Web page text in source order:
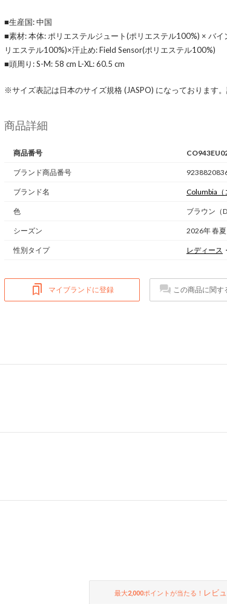
■生産国: 中国
■素材: 本体: ポリエステルジュート(ポリエステル100%) × バイ
リエステル100%)×汗止め: Field Sensor(ポリエステル100%)
■頭周り: S-M: 58 cm L-XL: 60.5 cm
※サイズ表記は日本のサイズ規格 (JASPO) になっております
商品詳細
商品番号
ブランド商品番号
ブランド名 Columbia
色 ブラウン（
シーズン 2026年 春夏
性別タイプ レディース ・
マイブランドに登録 この商品に関す
最大2,000ポイントが当たる！ レビ